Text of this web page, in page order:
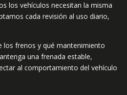
los vehículos necesitan la misma
cada revisión al uso diario,
los frenos y qué mantenimiento
una frenada estable,
al comportamiento del vehículo